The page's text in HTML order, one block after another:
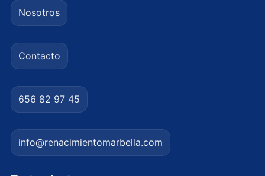
Nosotros
Contacto
656 82 97 45
info@renacimientomarbella.com